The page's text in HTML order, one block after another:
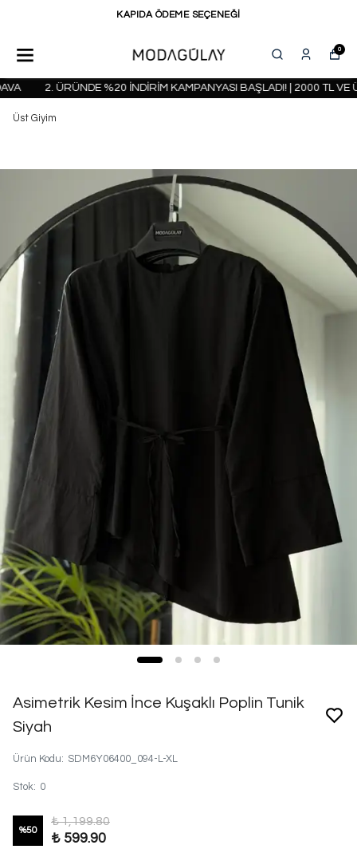
KAPIDA ÖDEME SEÇENEĞİ
0
2. ÜRÜNDE %20 İNDİRİM KAMPANYASI BAŞLADI! | 2000 TL VE
Üst Giyim
Asimetrik Kesim İnce Kuşaklı Poplin Tunik
Siyah
Ürün Kodu: SDM6Y06400_094-L-XL
Stok: 0
%50
₺ 1,199.80
₺ 599.90